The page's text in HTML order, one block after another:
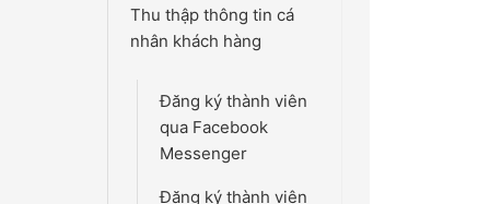
Thu thập thông tin cá
nhân khách hàng
Đăng ký thành viên
qua Facebook
Messenger
Đăng ký thành viên